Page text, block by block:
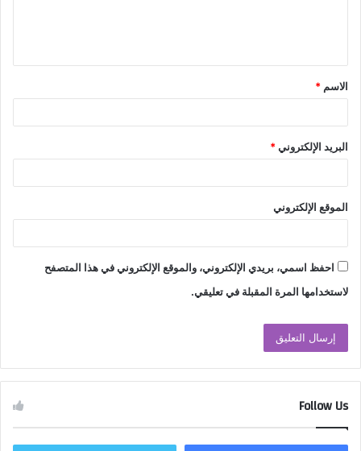
ق
*
الاسم *
البريد الإلكتروني*
الموقع الإلكتروني
احفظ اسمي، بريدي الإلكتروني، والموقع الإلكتروني في هذا المتصفح
لاستخدامها المرة المقبلة في تعليقي.
Follow Us